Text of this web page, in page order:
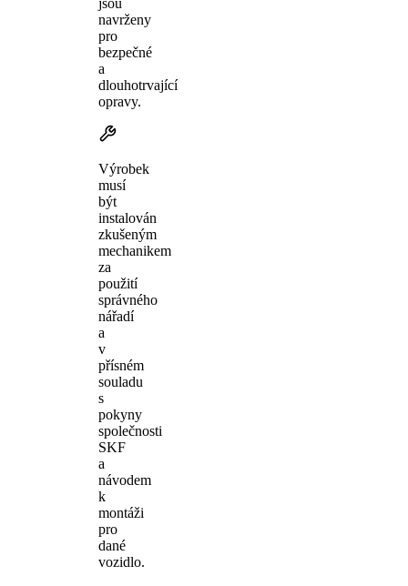
navrženy
pro
bezpečné
a
dlouhotrvající
opravy.
Výrobek
musí
být
instalován
zkušeným
mechanikem
za
použití
správného
nářadí
a
v
přísném
souladu
s
pokyny
společnosti
SKF
a
návodem
k
montáži
pro
dané
vozidlo.